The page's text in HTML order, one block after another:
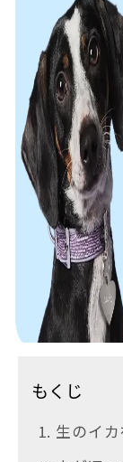
もくじ
1. 生のイ